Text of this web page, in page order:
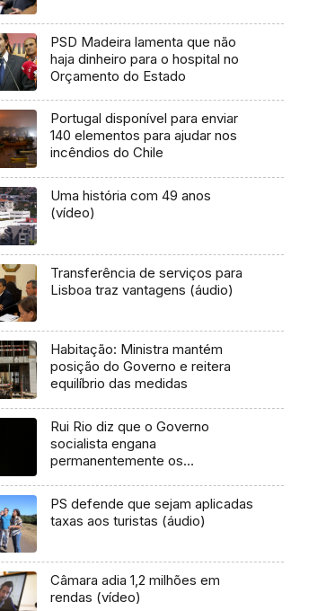
PSD Madeira lamenta que não
haja dinheiro para o hospital no
Orçamento do Estado
Portugal disponível para enviar
140 elementos para ajudar nos
incêndios do Chile
Uma história com 49 anos
(vídeo)
Transferência de serviços para
Lisboa traz vantagens (áudio)
Habitação: Ministra mantém
posição do Governo e reitera
equilíbrio das medidas
Rui Rio diz que o Governo
socialista engana
permanentemente os
PS defende que sejam aplicadas
taxas aos turistas (áudio)
Câmara adia 1,2 milhões em
rendas (vídeo)